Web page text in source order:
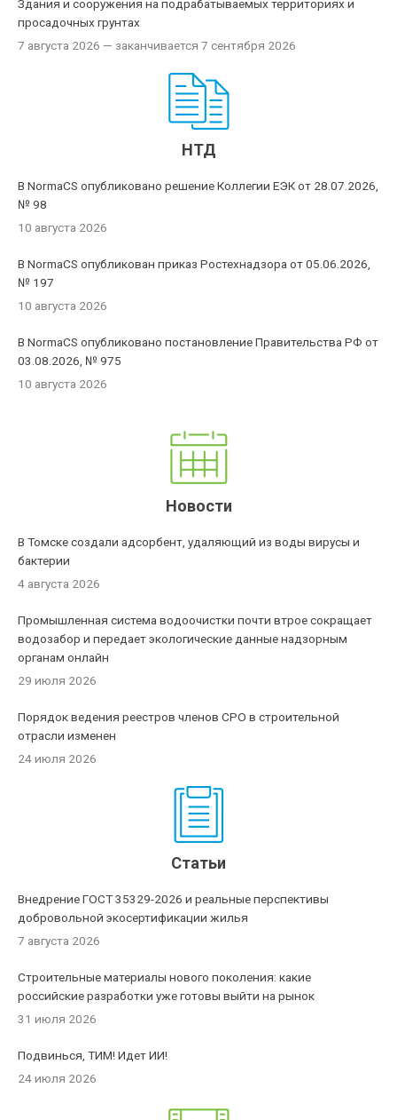
Здания и сооружения на подрабатываемых территориях и
просадочных грунтах
7 августа 2026 — заканчивается 7 сентября 2026
НТД
В NormaCS опубликовано решение Коллегии ЕЭК от 28.07.2026,
№ 98
10 августа 2026
В NormaCS опубликован приказ Ростехнадзора от 05.06.2026,
№ 197
10 августа 2026
В NormaCS опубликовано постановление Правительства РФ от
03.08.2026, № 975
10 августа 2026
Новости
В Томске создали адсорбент, удаляющий из воды вирусы и
бактерии
4 августа 2026
Промышленная система водоочистки почти втрое сокращает
водозабор и передает экологические данные надзорным
органам онлайн
29 июля 2026
Порядок ведения реестров членов СРО в строительной
отрасли изменен
24 июля 2026
Статьи
Внедрение ГОСТ 35329-2026 и реальные перспективы
добровольной экосертификации жилья
7 августа 2026
Строительные материалы нового поколения: какие
российские разработки уже готовы выйти на рынок
31 июля 2026
Подвинься, ТИМ! Идет ИИ!
24 июля 2026